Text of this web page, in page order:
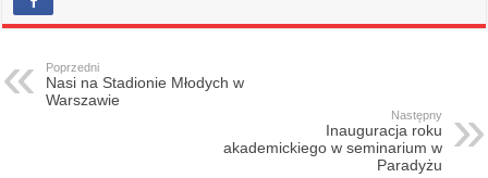
Poprzedni
Nasi na Stadionie Młodych w
Warszawie
Następny
Inauguracja roku
akademickiego w seminarium w
Paradyżu